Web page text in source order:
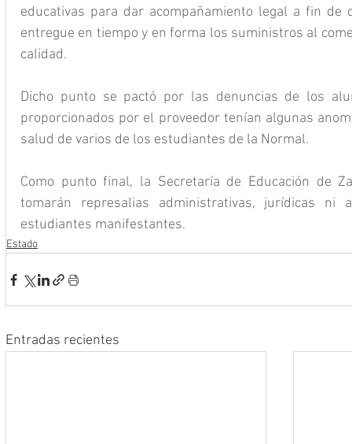
educativas para dar acompañamiento legal a fin de
entregue en tiempo y en forma los suministros al
calidad.
Dicho punto se pactó por las denuncias de los
proporcionados por el proveedor tenían algunas
salud de varios de los estudiantes de la Normal.
Como punto final, la Secretaría de Educación de
tomarán represalias administrativas, jurídicas ni
estudiantes manifestantes.
Estado
Entradas recientes